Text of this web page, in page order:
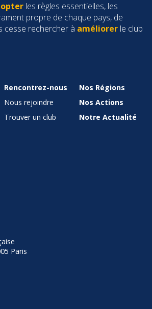
les règles essentielles, les
propre de chaque pays, de
cesse rechercher à améliorer le club
Rencontrez-nous
Nous rejoindre
Trouver un club
Nos Régions
Nos Actions
Notre Actualité
Paris